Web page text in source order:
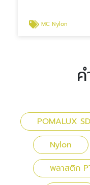
MC Nylon
POMALUX
Nylon
พลาสติก